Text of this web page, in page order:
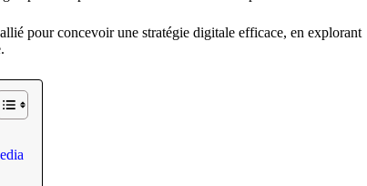
pour concevoir une stratégie digitale efficace, en explorant